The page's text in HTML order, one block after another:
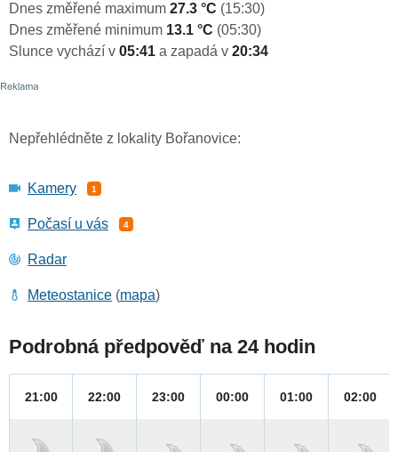
Dnes změřené maximum 27.3 °C (15:30)
Dnes změřené minimum 13.1 °C (05:30)
Slunce vychází v 05:41 a zapadá v 20:34
Nepřehlédněte z lokality Bořanovice:
Kamery 1
Počasí u vás 4
Radar
Meteostanice (mapa)
Podrobná předpověď na 24 hodin
21:00 22:00 23:00 00:00 01:00 02:00